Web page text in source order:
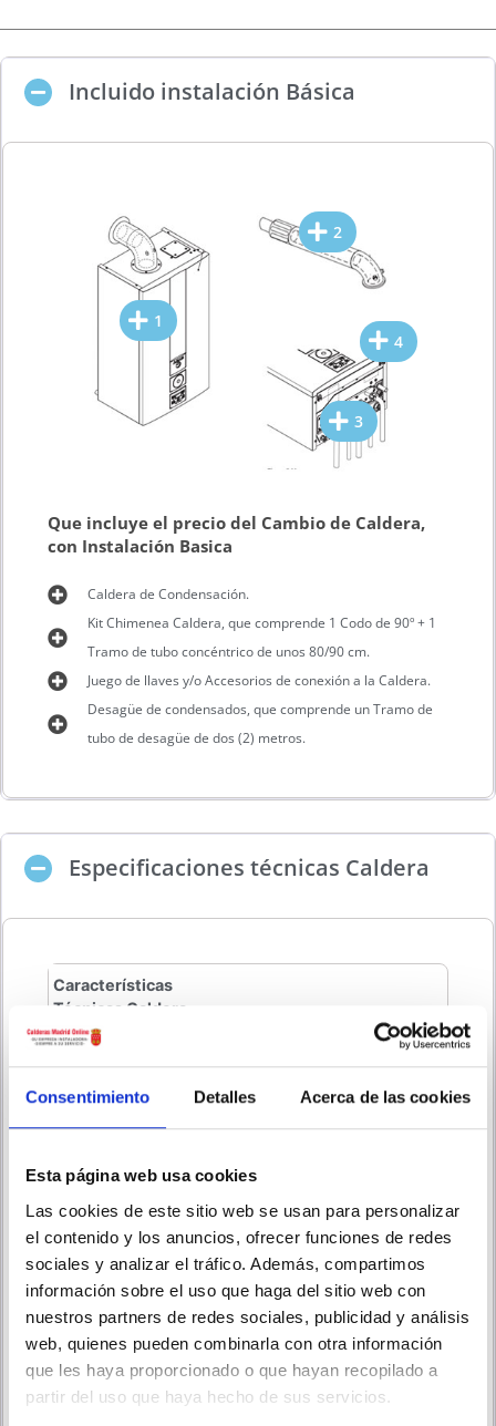
Consentimiento Detalles Acerca de las cookies
Esta página web usa cookies
Las cookies de este sitio web se usan para personalizar
el contenido y los anuncios, ofrecer funciones de redes
sociales y analizar el tráfico. Además, compartimos
información sobre el uso que haga del sitio web con
nuestros partners de redes sociales, publicidad y análisis
web, quienes pueden combinarla con otra información
que les haya proporcionado o que hayan recopilado a
partir del uso que haya hecho de sus servicios.
Incluido instalación Básica
1
2
3
4
Que incluye el precio del Cambio de Caldera,
con Instalación Basica
Caldera de Condensación.
Kit Chimenea Caldera, que comprende 1 Codo de 90º + 1
Tramo de tubo concéntrico de unos 80/90 cm.
Juego de llaves y/o Accesorios de conexión a la Caldera.
Desagüe de condensados, que comprende un Tramo de
tubo de desagüe de dos (2) metros.
Especificaciones técnicas Caldera
Características
Técnicas Caldera
Marca/Modelo
Caldera
Bosch Condens C6000 W
25/36
Potencia en
Calefacción
25 kW
Superficie a
calefaccionar
Caudal en ACS
20 litros/minuto apta para dos
duchas o baños
Alto x ancho x fondo
(cm)
69 x 39 x 28
Peso Caldera 38 Kilos